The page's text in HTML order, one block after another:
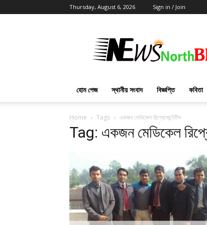
Thursday, August 6, 2026 Sign in / Join
North
BD
হোম পেজ স্থানীয় সংবাদ বিজ্ঞপ্তি কবিতা
Home Tags একজন মেডিকেল রিপ্রেজেন্টেটিভ
Tag: একজন মেডিকেল